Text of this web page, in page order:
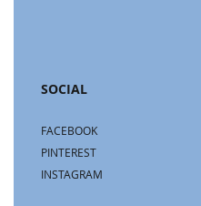
SOCIAL
FACEBOOK
PINTEREST
INSTAGRAM